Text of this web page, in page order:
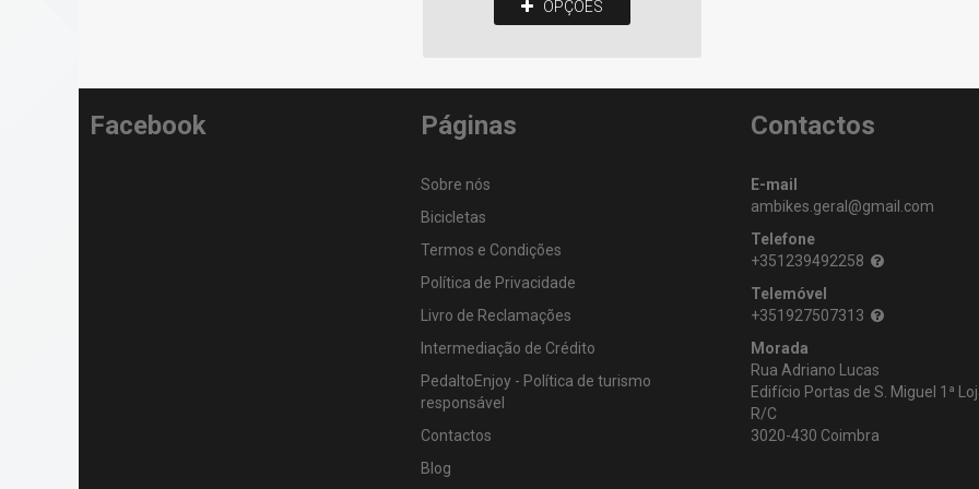
OPÇÕES
Facebook Páginas
Sobre nós
Bicicletas
Termos e Condições
Política de Privacidade
Livro de Reclamações
Intermediação de Crédito
PedaltoEnjoy - Política de turismo
responsável
Contactos
Blog
Contactos
E-mail
ambikes.geral@gmail.com
Telefone
+351239492258
Telemóvel
+351927507313
Morada
Rua Adriano Lucas
Edifício Portas de S. Miguel 1ª
R/C
3020-430 Coimbra